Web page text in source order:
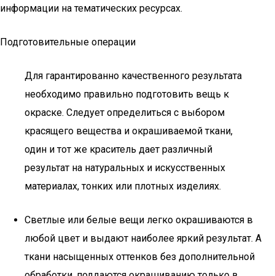
информации на тематических ресурсах.
Подготовительные операции
Для гарантированно качественного результата
необходимо правильно подготовить вещь к
окраске. Следует определиться с выбором
красящего вещества и окрашиваемой ткани,
один и тот же краситель дает различный
результат на натуральных и искусственных
материалах, тонких или плотных изделиях.
Светлые или белые вещи легко окрашиваются в
любой цвет и выдают наиболее яркий результат. А
ткани насыщенных оттенков без дополнительной